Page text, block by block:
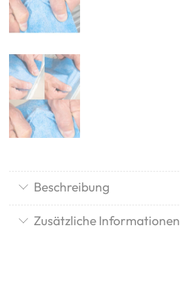
Beschreibung
Zusätzliche Informationen